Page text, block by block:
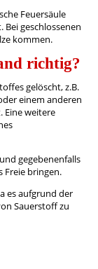
Feuersäule
Bei geschlossenen
kommen.
richtig?
gelöscht, z.B.
einem anderen
Eine weitere
gegebenenfalls
Freie bringen.
es aufgrund der
Sauerstoff zu